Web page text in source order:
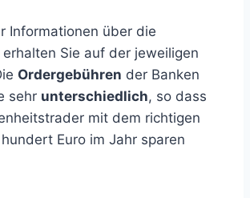
Informationen über die
Sie auf der jeweiligen
Ordergebühren der Banken
sehr unterschiedlich, so dass
mit dem richtigen
Euro im Jahr sparen